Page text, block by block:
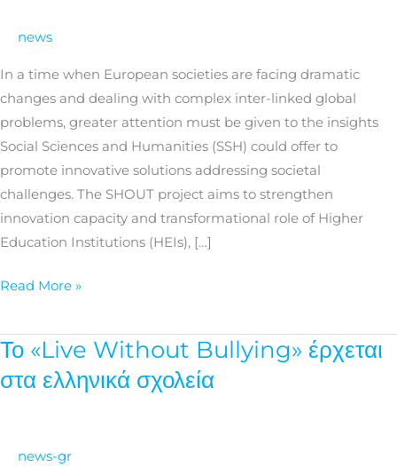
news
In a time when European societies are facing dramatic
changes and dealing with complex inter-linked global
problems, greater attention must be given to the insights
Social Sciences and Humanities (SSH) could offer to
promote innovative solutions addressing societal
challenges. The SHOUT project aims to strengthen
innovation capacity and transformational role of Higher
Education Institutions (HEIs), […]
good
on
SSH
students’
&
graduates’
innovativeness
potential
Read More »
Το «Live Without Bullying» έρχεται
στα ελληνικά σχολεία
news-gr
Το
στα